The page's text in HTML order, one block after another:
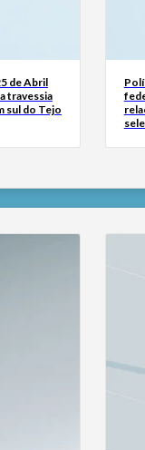
de Abril
travessia
sul do Tejo